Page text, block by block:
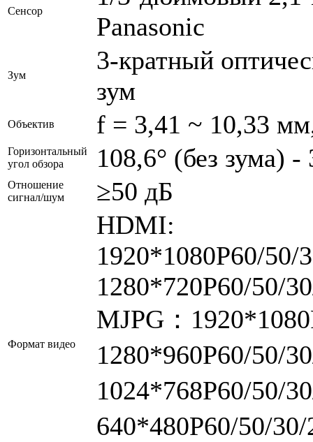
Сенсор
Panasonic
Зум
3-кратный
зум
Объектив f = 3,41 ~ 10,33
Горизонтальный
угол обзора
108,6° (без зума)
Отношение
сигнал/шум
≥50 дБ
Формат видео
HDMI:
1920*1080P60/50/
1280*720P60/50/
MJPG：
1280*960P60/50/
1024*768P60/50/
640*480P60/50/